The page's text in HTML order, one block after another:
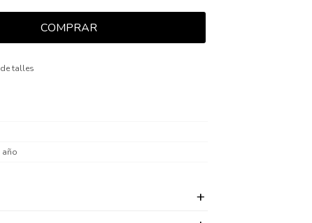
COMPRAR
talles
año